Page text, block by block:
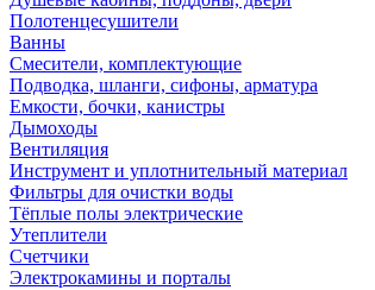
Полотенцесушители
Ванны
Смесители, комплектующие
Подводка, шланги, сифоны, арматура
Емкости, бочки, канистры
Дымоходы
Вентиляция
Инструмент и уплотнительный материал
Фильтры для очистки воды
Тёплые полы электрические
Утеплители
Счетчики
Электрокамины и порталы